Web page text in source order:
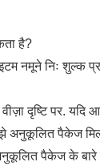
है?
नमूने निः शुल्क
दृष्टि पर.
अनुकूलित पैकेज
पैकेज के